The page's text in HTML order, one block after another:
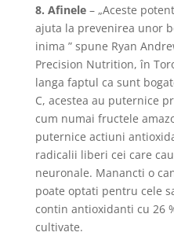
8. Afinele– „Aceste
ajuta la prevenirea unor
inima ” spune Ryan
Precision Nutrition, în
langa faptul ca sunt
C, acestea au puternice
cum numai fructele
puternice actiuni
radicalii liberi cei care
neuronale. Manancti o
poate optati pentru cele
contin antioxidanti cu 26
cultivate.